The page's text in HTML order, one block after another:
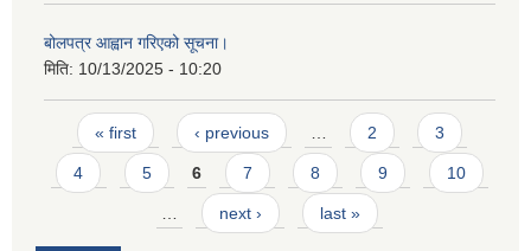
बोलपत्र आह्वान गरिएको सूचना।
मिति: 10/13/2025 - 10:20
Pages
« first ‹ previous … 2 3
4 5 6 7 8 9 10
… next › last »